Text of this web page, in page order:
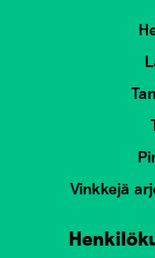
Vinkkejä